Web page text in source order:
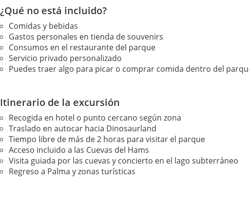
¿Qué no está incluido?
Comidas y bebidas
Gastos personales en tienda de souvenirs
Consumos en el restaurante del parque
Servicio privado personalizado
Puedes traer algo para picar o comprar comida dentro del
Itinerario de la excursión
Recogida en hotel o punto cercano según zona
Traslado en autocar hacia Dinosaurland
Tiempo libre de más de 2 horas para visitar el parque
Acceso incluido a las Cuevas del Hams
Visita guiada por las cuevas y concierto en el lago subterráneo
Regreso a Palma y zonas turísticas